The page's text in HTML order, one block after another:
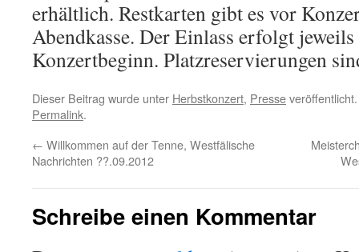
erhältlich. Restkarten gibt es vor
Abendkasse. Der Einlass erfolgt
Konzertbeginn. Platzreservierungen
Dieser Beitrag wurde unter Herbstkonzert, Presse
Permalink.
← Willkommen auf der Tenne, Westfälische
Nachrichten ??.09.2012
Schreibe einen Kommentar